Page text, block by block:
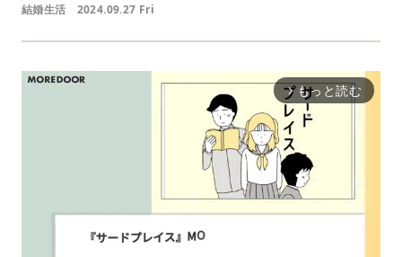
結婚生活 2024.09.27 Fri
arrow_forward_ios もっと読む